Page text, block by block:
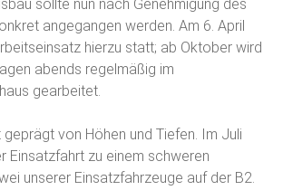
sollte nun nach Genehmigung des
angegangen werden. Am 6. April
hierzu statt; ab Oktober wird
abends regelmäßig im
gearbeitet.
geprägt von Höhen und Tiefen. Im Juli
Einsatzfahrt zu einem schweren
unserer Einsatzfahrzeuge auf der B2.